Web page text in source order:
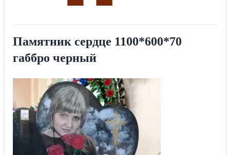
Памятник сердце 1100*600*70
габбро черный